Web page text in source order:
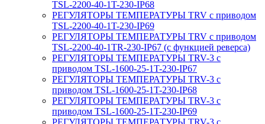
TSL-2200-40-1T-230-IP68
РЕГУЛЯТОРЫ ТЕМПЕРАТУРЫ TRV с приводом
TSL-2200-40-1T-230-IP69
РЕГУЛЯТОРЫ ТЕМПЕРАТУРЫ TRV с приводом
TSL-2200-40-1TR-230-IP67 (с функцией реверса)
РЕГУЛЯТОРЫ ТЕМПЕРАТУРЫ TRV-3 с
приводом TSL-1600-25-1T-230-IP67
РЕГУЛЯТОРЫ ТЕМПЕРАТУРЫ TRV-3 с
приводом TSL-1600-25-1T-230-IP68
РЕГУЛЯТОРЫ ТЕМПЕРАТУРЫ TRV-3 с
приводом TSL-1600-25-1T-230-IP69
РЕГУЛЯТОРЫ ТЕМПЕРАТУРЫ TRV-3 с